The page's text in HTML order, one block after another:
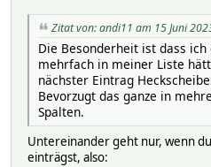
Zitat von: andi11 am 15 Juni
Die Besonderheit ist dass ich
mehrfach in meiner Liste
nächster Eintrag
Bevorzugt das ganze in
Spalten.
Untereinander geht nur, wenn
einträgst, also: